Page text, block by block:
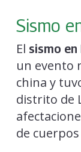
Sismo
El sismo
un evento
china y
distrito de
de